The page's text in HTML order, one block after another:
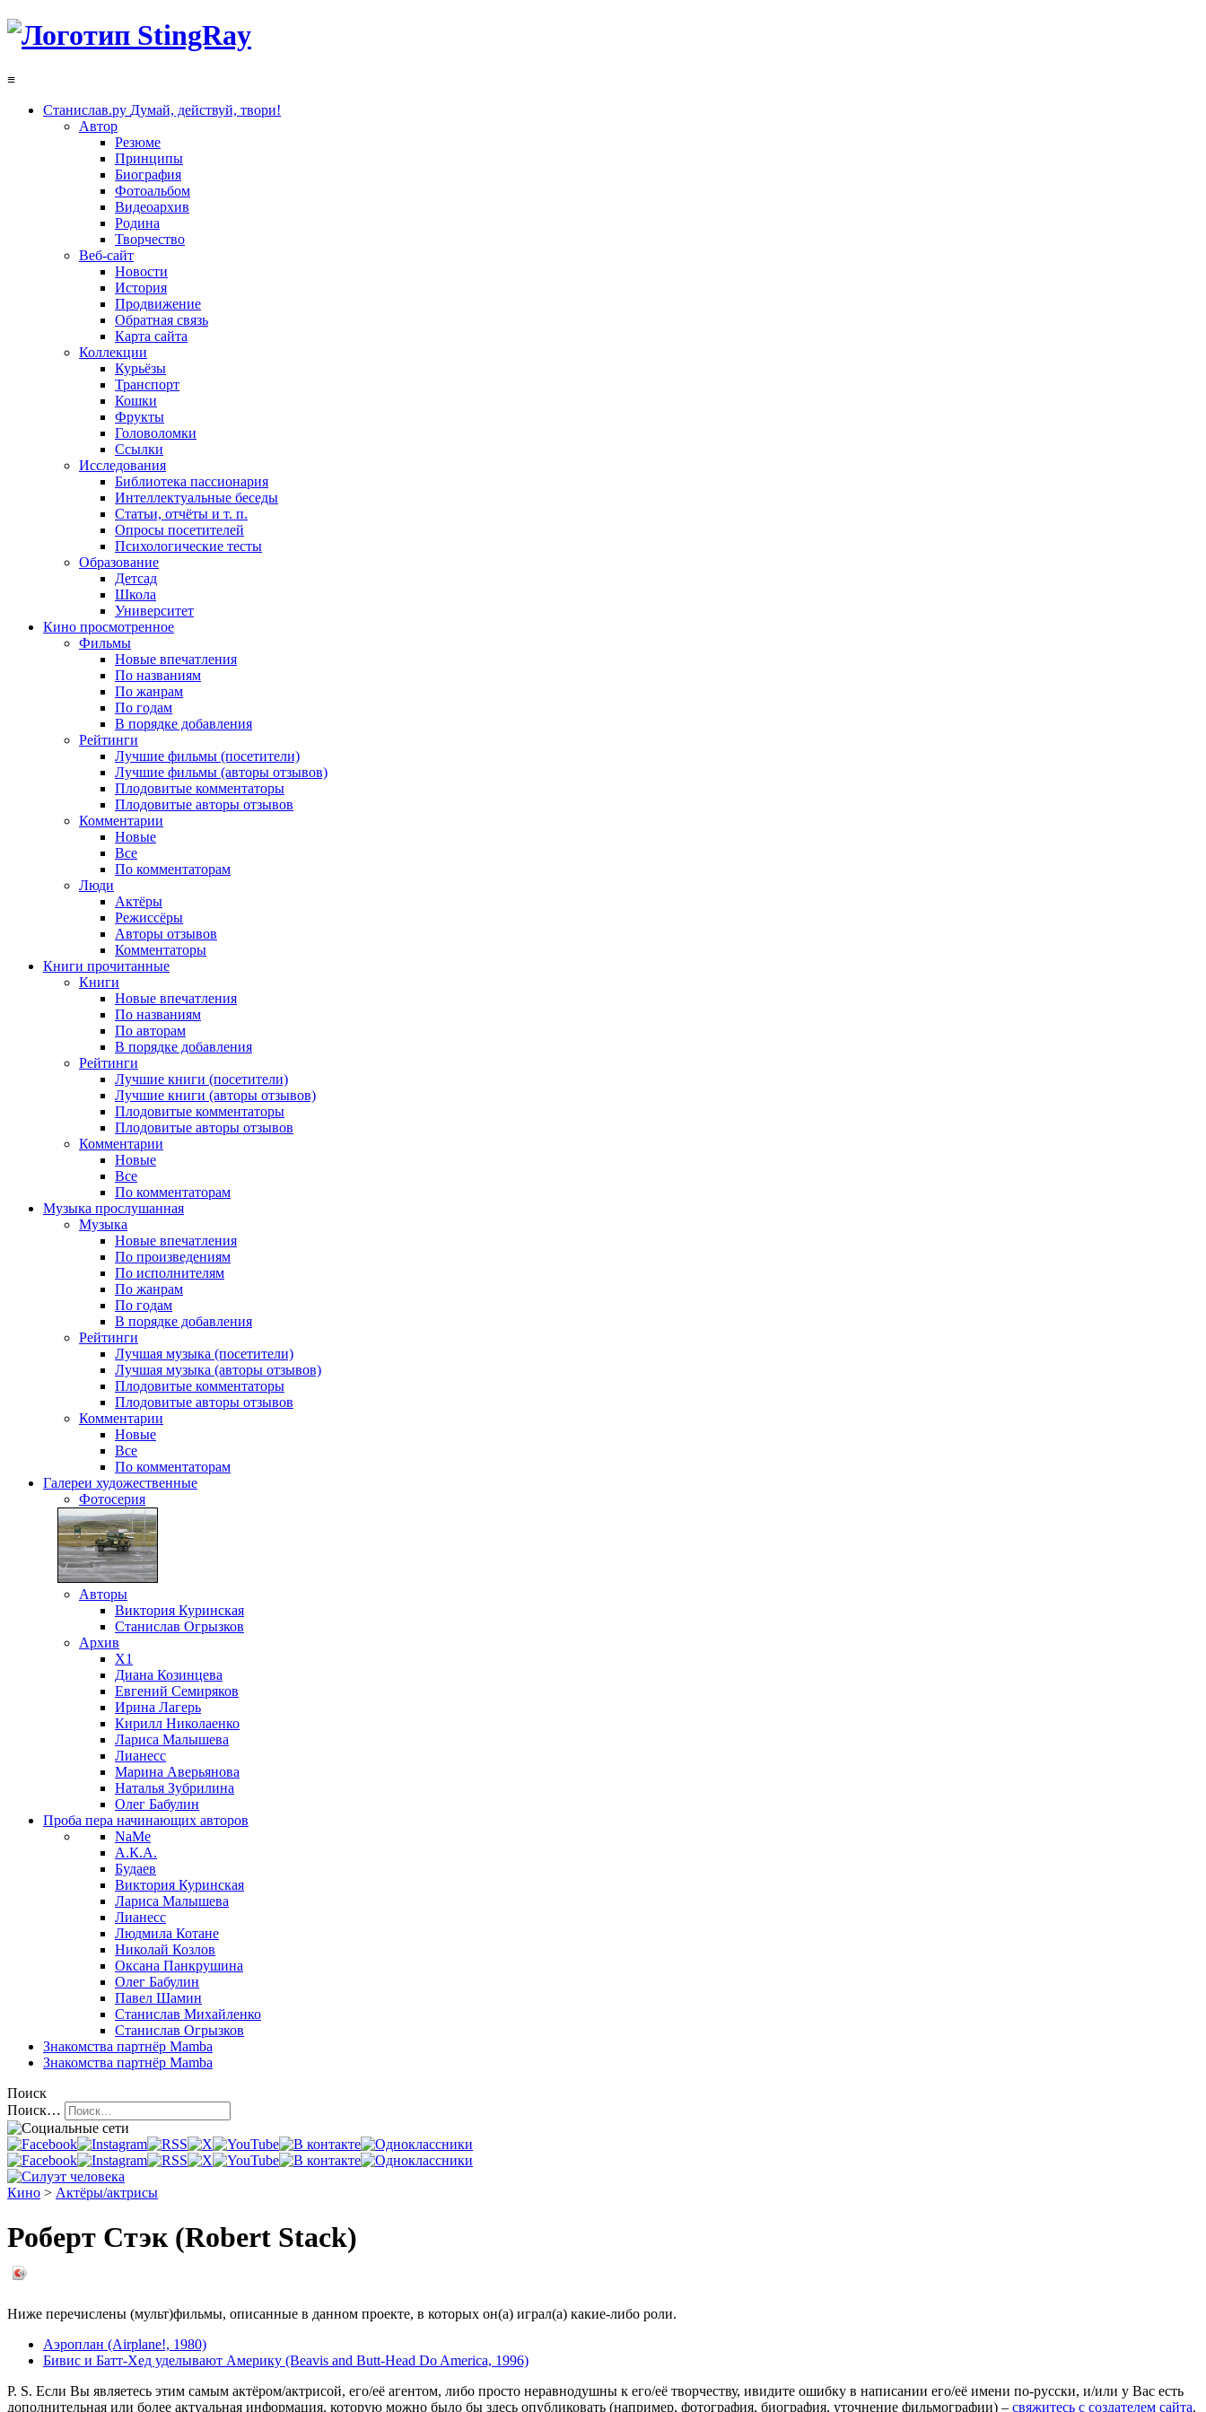
≡
Станислав.ру Думай, действуй, твори!
Автор
Резюме
Принципы
Биография
Фотоальбом
Видеоархив
Родина
Творчество
Веб-сайт
Новости
История
Продвижение
Обратная связь
Карта сайта
Коллекции
Курьёзы
Транспорт
Кошки
Фрукты
Головоломки
Ссылки
Исследования
Библиотека пассионария
Интеллектуальные беседы
Статьи, отчёты и т. п.
Опросы посетителей
Психологические тесты
Образование
Детсад
Школа
Университет
Кино просмотренное
Фильмы
Новые впечатления
По названиям
По жанрам
По годам
В порядке добавления
Рейтинги
Лучшие фильмы (посетители)
Лучшие фильмы (авторы отзывов)
Плодовитые комментаторы
Плодовитые авторы отзывов
Комментарии
Новые
Все
По комментаторам
Люди
Актёры
Режиссёры
Авторы отзывов
Комментаторы
Книги прочитанные
Книги
Новые впечатления
По названиям
По авторам
В порядке добавления
Рейтинги
Лучшие книги (посетители)
Лучшие книги (авторы отзывов)
Плодовитые комментаторы
Плодовитые авторы отзывов
Комментарии
Новые
Все
По комментаторам
Музыка прослушанная
Музыка
Новые впечатления
По произведениям
По исполнителям
По жанрам
По годам
В порядке добавления
Рейтинги
Лучшая музыка (посетители)
Лучшая музыка (авторы отзывов)
Плодовитые комментаторы
Плодовитые авторы отзывов
Комментарии
Новые
Все
По комментаторам
Галереи художественные
Фотосерия
Авторы
Виктория Куринская
Станислав Огрызков
Архив
X1
Диана Козинцева
Евгений Семиряков
Ирина Лагерь
Кирилл Николаенко
Лариса Малышева
Лианесс
Марина Аверьянова
Наталья Зубрилина
Олег Бабулин
Проба пера начинающих авторов
NaMe
А.К.А.
Будаев
Виктория Куринская
Лариса Малышева
Лианесс
Людмила Котане
Николай Козлов
Оксана Панкрушина
Олег Бабулин
Павел Шамин
Станислав Михайленко
Станислав Огрызков
Знакомства партнёр Mamba
Знакомства партнёр Mamba
Поиск
Поиск…
Кино > Актёры/актрисы
Роберт Стэк (Robert Stack)
Ниже перечислены (мульт)фильмы, описанные в данном проекте, в которых он(а) играл(а) какие-либо роли.
Аэроплан (Airplane!, 1980)
Бивис и Батт-Хед уделывают Америку (Beavis and Butt-Head Do America, 1996)
P. S. Если Вы являетесь этим самым актёром/актрисой, его/её агентом, либо просто неравнодушны к его/её творчеству, ивидите ошибку в написании его/её имени по-русски, и/или у Вас есть
дополнительная или более актуальная информация, которую можно было бы здесь опубликовать (например, фотография, биография, уточнение фильмографии) – свяжитесь с создателем сайта.